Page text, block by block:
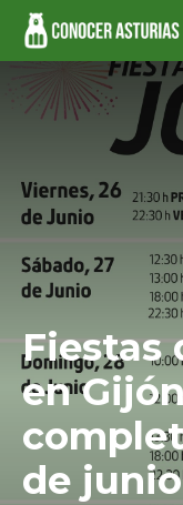
Fiestas
en
de junio